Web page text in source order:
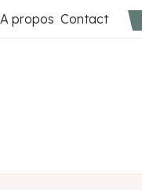
A propos Contact